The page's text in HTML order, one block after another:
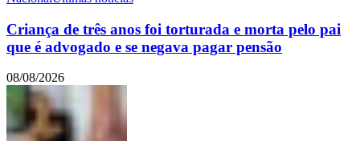
Criança de três anos foi torturada e morta pelo pai
que é advogado e se negava pagar pensão
08/08/2026